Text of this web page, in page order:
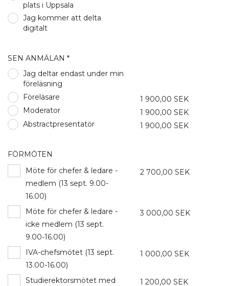
plats i Uppsala
Jag kommer att delta
digitalt
SEN ANMÄLAN *
Jag deltar endast under min
föreläsning
Föreläsare
1 900,00 SEK
Moderator
1 900,00 SEK
Abstractpresentatör
1 900,00 SEK
FÖRMÖTEN
Möte för chefer & ledare -
medlem (13 sept. 9.00-
16.00)
2 700,00 SEK
Möte för chefer & ledare -
icke medlem (13 sept.
9.00-16.00)
3 000,00 SEK
IVA-chefsmötet (13 sept.
13.00-16.00)
1 000,00 SEK
Studierektorsmötet med
1 200,00 SEK